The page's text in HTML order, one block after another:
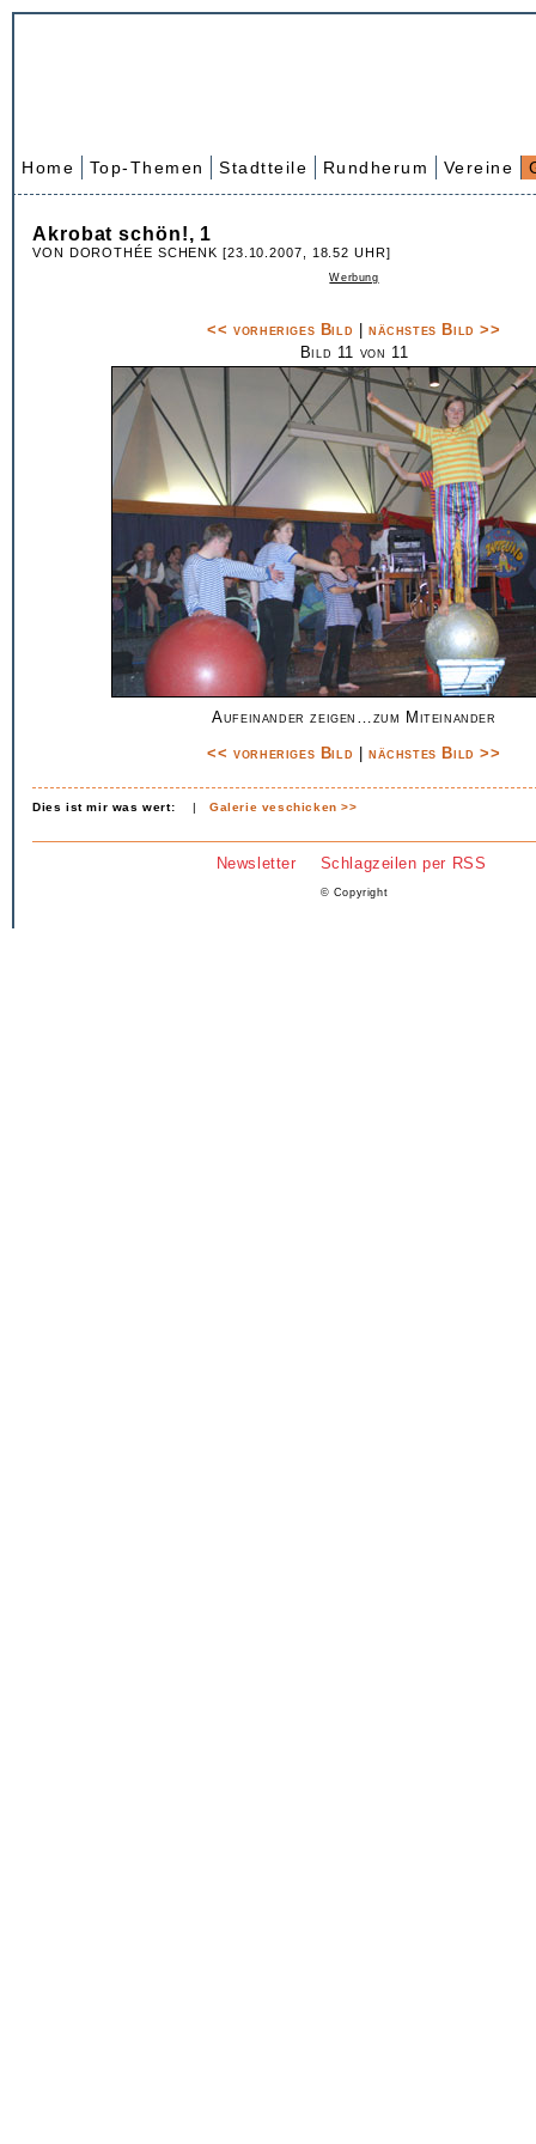
Home Top-Themen Stadtteile Rundherum Vereine
Akrobat schön!, 1
VON DOROTHÉE SCHENK [23.10.2007, 18.52 UHR]
Werbung
<< vorheriges Bild
nächstes Bild >>
Bild 11 von 11
Aufeinander zeigen…zum Miteinander
<< vorheriges Bild
nächstes Bild >>
Dies ist mir was wert: |Galerie veschicken >>
Newsletter Schlagzeilen per RSS
© Copyright